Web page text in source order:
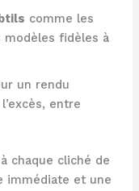
comme les
fidèles à
un rendu
entre
chaque cliché de
immédiate et une